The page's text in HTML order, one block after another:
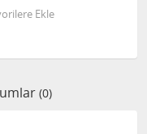
Ekle
(0)